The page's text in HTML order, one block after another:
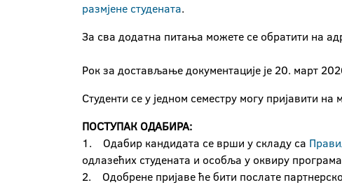
размјене студената.
За сва додатна питања можете се обратити на
Рок за достављање документације је 20. март
Студенти се у једном семестру могу пријавити
ПОСТУПАК ОДАБИРА:
1. Одабир кандидата се врши у складу са
одлазећих студената и особља у оквиру
2. Одобрене пријаве ће бити послате